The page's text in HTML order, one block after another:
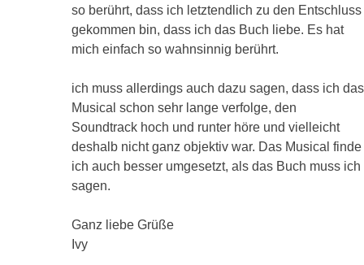
so berührt, dass ich letztendlich zu den Entschluss
gekommen bin, dass ich das Buch liebe. Es hat
mich einfach so wahnsinnig berührt.
ich muss allerdings auch dazu sagen, dass ich das
Musical schon sehr lange verfolge, den
Soundtrack hoch und runter höre und vielleicht
deshalb nicht ganz objektiv war. Das Musical finde
ich auch besser umgesetzt, als das Buch muss ich
sagen.
Ganz liebe Grüße
Ivy